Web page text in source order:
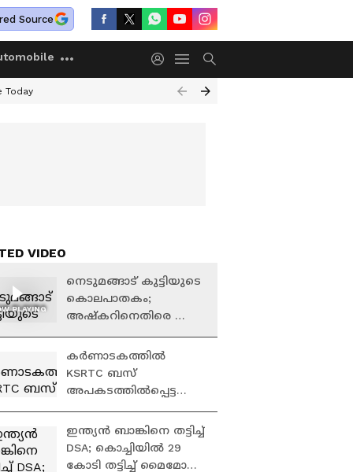
Source
Today
VIDEO
PLAYING
നെടുമങ്ങാട് കുട്ടിയുടെ
കൊലപാതകം;
അഷ്കറിനെതിരെ ​
മറ്റ് മരണങ്ങളിലും
പങ്കുണ്ടെന്ന് സംശയം
കർണാടകത്തിൽ
KSRTC ബസ്
അപകടത്തിൽപ്പെട്ട
ഡ്രൈവർ ഡ്യൂട്ടിയാണ്
അപകടകാരണമെന്ന്
ജീവനക്കാർ
ഇന്ത്യൻ ബാങ്കിനെ തട്ടിച്ച്
DSA; കൊച്ചിയിൽ 29
കോടി തട്ടിച്ച് മൈമോ